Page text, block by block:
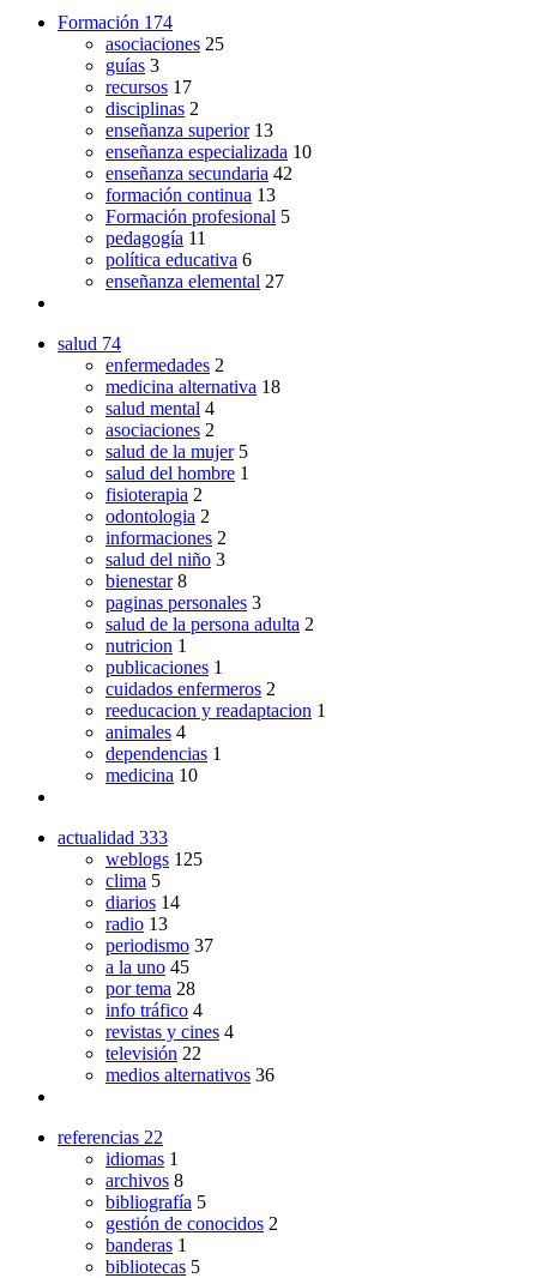
Formación 174
asociaciones 25
guías 3
recursos 17
disciplinas 2
enseñanza superior 13
enseñanza especializada 10
enseñanza secundaria 42
formación continua 13
Formación profesional 5
pedagogía 11
política educativa 6
enseñanza elemental 27
salud 74
enfermedades 2
medicina alternativa 18
salud mental 4
asociaciones 2
salud de la mujer 5
salud del hombre 1
fisioterapia 2
odontologia 2
informaciones 2
salud del niño 3
bienestar 8
paginas personales 3
salud de la persona adulta 2
nutricion 1
publicaciones 1
cuidados enfermeros 2
reeducacion y readaptacion 1
animales 4
dependencias 1
medicina 10
actualidad 333
weblogs 125
clima 5
diarios 14
radio 13
periodismo 37
a la uno 45
por tema 28
info tráfico 4
revistas y cines 4
televisión 22
medios alternativos 36
referencias 22
idiomas 1
archivos 8
bibliografía 5
gestión de conocidos 2
banderas 1
bibliotecas 5